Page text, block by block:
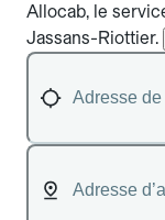
Allocab, le
Jassans-Riottier.